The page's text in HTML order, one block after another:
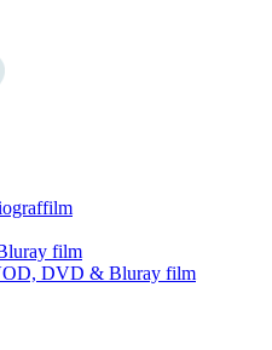
film
DVD & Bluray film